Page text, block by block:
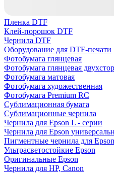
Пленка DTF
Клей-порошок DTF
Чернила DTF
Оборудование для DTF-печати
Фотобумага глянцевая
Фотобумага глянцевая
Фотобумага матовая
Фотобумага художественная
Фотобумага Premium RC
Сублимационная бумага
Сублимационные чернила
Чернила для Epson L - серии
Чернила для Epson
Пигментные чернила для Epson
Ультрасветостойкие Epson
Оригинальные Epson
Чернила для HP, Canon